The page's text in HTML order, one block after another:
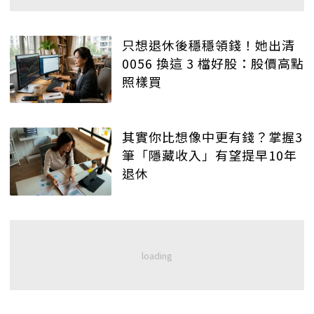
只想退休後穩穩領錢！她出清
0056 換這 3 檔好股：股價高點
照樣買
其實你比想像中更有錢？掌握3
筆「隱藏收入」有望提早10年
退休